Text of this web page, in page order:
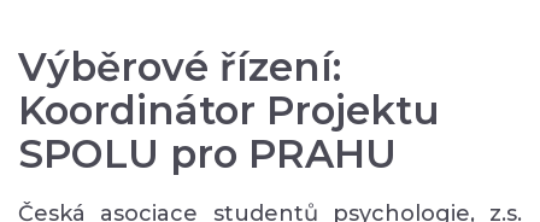
Výběrové řízení:
Koordinátor Projektu
SPOLU pro PRAHU
Česká asociace studentů psychologie, z.s.